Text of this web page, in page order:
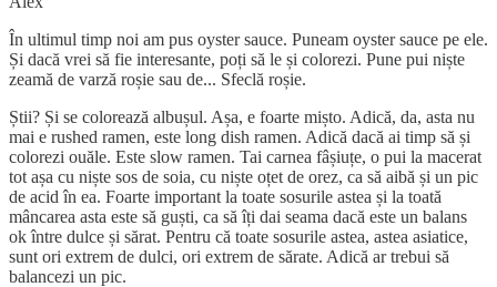
În ultimul timp noi am pus oyster sauce. Puneam oyster sauce pe ele.
Și dacă vrei să fie interesante, poți să le și colorezi. Pune pui niște
zeamă de varză roșie sau de... Sfeclă roșie.
Știi? Și se colorează albușul. Așa, e foarte mișto. Adică, da, asta nu
mai e rushed ramen, este long dish ramen. Adică dacă ai timp să și
colorezi ouăle. Este slow ramen. Tai carnea fâșiuțe, o pui la macerat
tot așa cu niște sos de soia, cu niște oțet de orez, ca să aibă și un pic
de acid în ea. Foarte important la toate sosurile astea și la toată
mâncarea asta este să guști, ca să îți dai seama dacă este un balans
ok între dulce și sărat. Pentru că toate sosurile astea, astea asiatice,
sunt ori extrem de dulci, ori extrem de sărate. Adică ar trebui să
balancezi un pic.